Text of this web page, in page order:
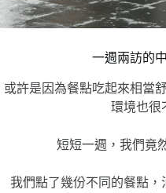
一週兩訪的
或許是因為餐點吃起來相當
環境也很
短短一週，我們竟
我們點了幾份不同的餐點